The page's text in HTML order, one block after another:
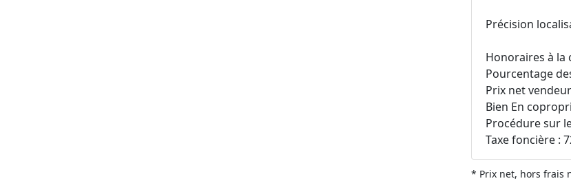
Précision
Honoraires à la
Pourcentage
Prix net
Bien En
Procédure sur
Taxe foncière :
* Prix net, hors frais